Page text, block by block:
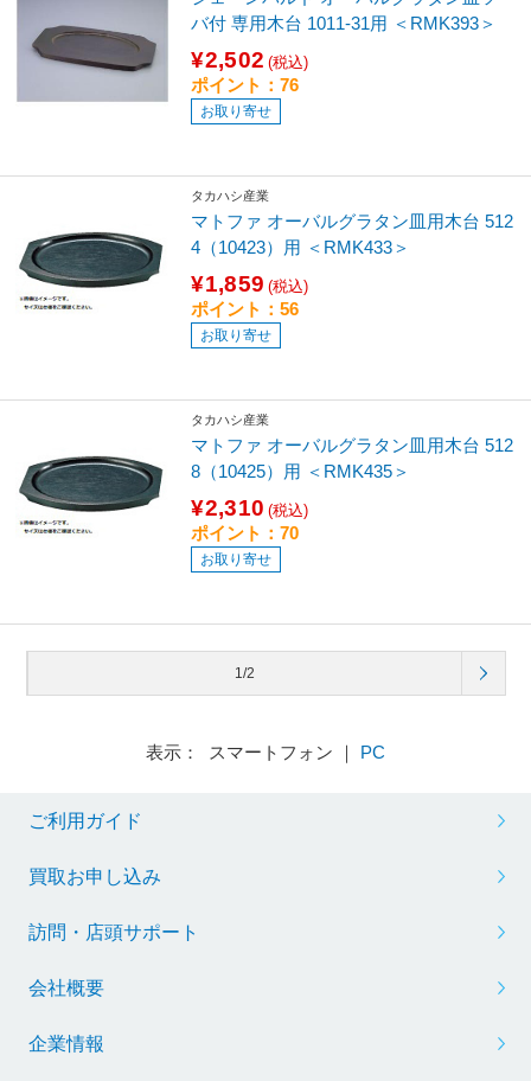
バ付 専用木台 1011-31用 ＜RMK393＞
¥2,502 (税込)
ポイント：76
お取り寄せ
タカハシ産業
マトファ オーバルグラタン皿用木台 512
4（10423）用 ＜RMK433＞
¥1,859 (税込)
ポイント：56
お取り寄せ
タカハシ産業
マトファ オーバルグラタン皿用木台 512
8（10425）用 ＜RMK435＞
¥2,310 (税込)
ポイント：70
お取り寄せ
1/2
表示： スマートフォン ｜ PC
ご利用ガイド
買取お申し込み
訪問・店頭サポート
会社概要
企業情報